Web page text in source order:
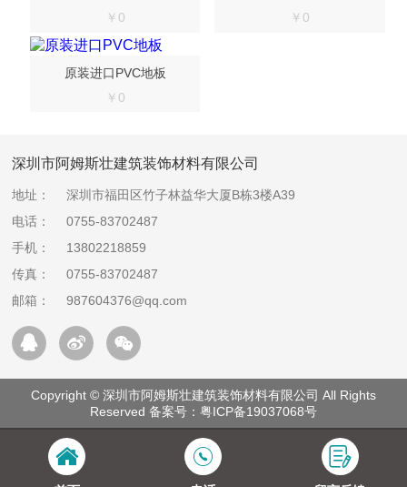
￥0
￥0
原装进口PVC地板
￥0
深圳市阿姆斯壮建筑装饰材料有限公司
地址：
深圳市福田区竹子林益华大厦B栋3楼A39
电话：
0755-83702487
手机：
13802218859
传真：
0755-83702487
邮箱：
987604376@qq.com
Copyright © 深圳市阿姆斯壮建筑装饰材料有限公司 All Rights
Reserved 备案号： 粤ICP备19037068号